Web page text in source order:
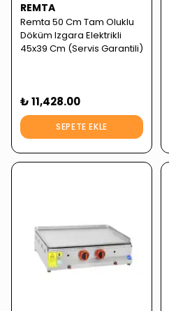
REMTA
Remta 50 Cm Tam Oluklu
Döküm Izgara Elektrikli
45x39 Cm (Servis Garantili)
₺ 11,428.00
SEPETE EKLE